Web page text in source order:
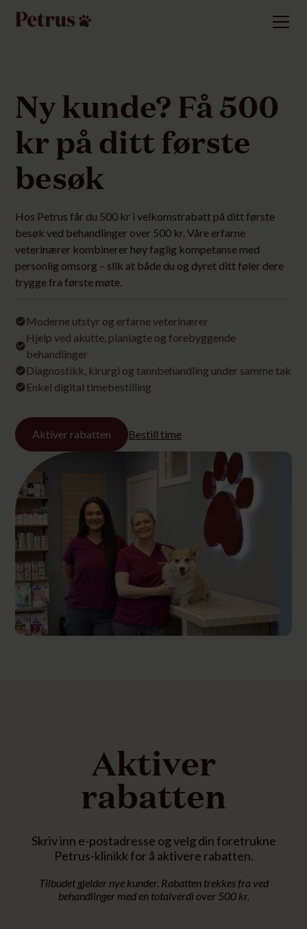
Ny kunde? Få 500
kr på ditt første
besøk
Hos Petrus får du 500 kr i velkomstrabatt på ditt første
besøk ved behandlinger over 500 kr. Våre erfarne
veterinærer kombinerer høy faglig kompetanse med
personlig omsorg – slik at både du og dyret ditt føler dere
trygge fra første møte.
Moderne utstyr og erfarne veterinærer
Hjelp ved akutte, planlagte og forebyggende
behandlinger
Diagnostikk, kirurgi og tannbehandling under samme tak
Enkel digital timebestilling
Aktiver rabatten Bestill time
Aktiver
rabatten
Skriv inn e-postadresse og velg din foretrukne
Petrus-klinikk for å aktivere rabatten.
Tilbudet gjelder nye kunder. Rabatten trekkes fra ved
behandlinger med en totalverdi over 500 kr.